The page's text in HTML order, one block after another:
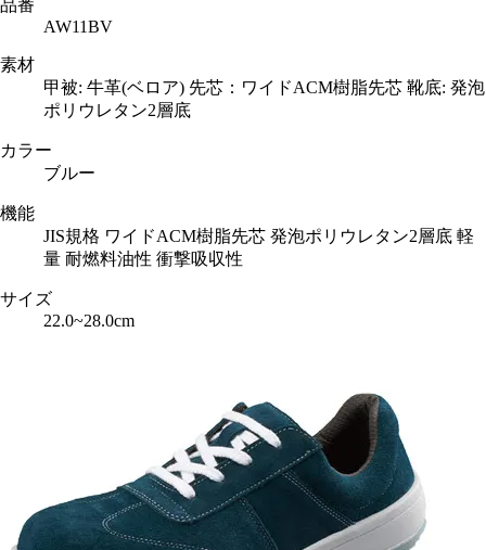
品番
AW11BV
素材
甲被: 牛革(ベロア) 先芯：ワイドACM樹脂先芯 靴底: 発泡
ポリウレタン2層底
カラー
ブルー
機能
JIS規格 ワイドACM樹脂先芯 発泡ポリウレタン2層底 軽
量 耐燃料油性 衝撃吸収性
サイズ
22.0~28.0cm